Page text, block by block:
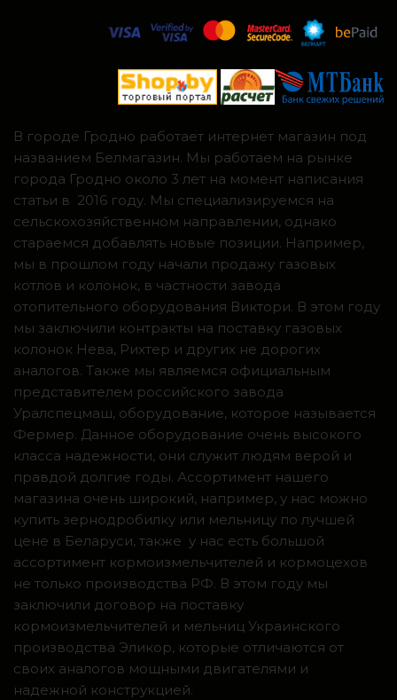
В городе Гродно работает интернет магазин под
названием Белмагазин. Мы работаем на рынке
города Гродно около 3 лет на момент написания
статьи в 2016 году. Мы специализируемся на
сельскохозяйственном направлении, однако
стараемся добавлять новые позиции. Например,
мы в прошлом году начали продажу газовых
котлов и колонок, в частности завода
отопительного оборудования Виктори. В этом году
мы заключили контракты на поставку газовых
колонок Нева, Рихтер и других не дорогих
аналогов. Также мы являемся официальным
представителем российского завода
Уралспецмаш, оборудование, которое называется
Фермер. Данное оборудование очень высокого
класса надежности, они служит людям верой и
правдой долгие годы. Ассортимент нашего
магазина очень широкий, например, у нас можно
купить зернодробилку или мельницу по лучшей
цене в Беларуси, также у нас есть большой
ассортимент кормоизмельчителей и кормоцехов
не только производства РФ. В этом году мы
заключили договор на поставку
кормоизмельчителей и мельниц Украинского
производства Эликор, которые отличаются от
своих аналогов мощными двигателями и
надежной конструкцией.